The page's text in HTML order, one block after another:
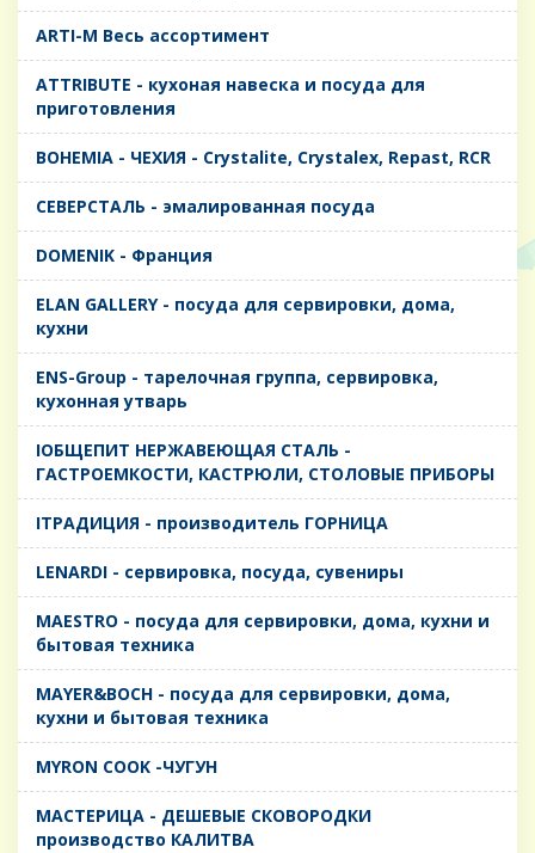
ARTI-M Весь ассортимент
ATTRIBUTE - кухоная навеска и посуда для
приготовления
BOHEMIA - ЧЕХИЯ - Crystalite, Crystalex, Repast, RCR
CЕВЕРСТАЛЬ - эмалированная посуда
DOMENIK - Франция
ELAN GALLERY - посуда для сервировки, дома,
кухни
ENS-Group - тарелочная группа, сервировка,
кухонная утварь
IОБЩЕПИТ НЕРЖАВЕЮЩАЯ СТАЛЬ -
ГАСТРОЕМКОСТИ, КАСТРЮЛИ, СТОЛОВЫЕ ПРИБОРЫ
IТРАДИЦИЯ - производитель ГОРНИЦА
LENARDI - сервировка, посуда, сувениры
MAESTRO - посуда для сервировки, дома, кухни и
бытовая техника
MAYER&BOCH - посуда для сервировки, дома,
кухни и бытовая техника
MYRON COOK -ЧУГУН
MАСТЕРИЦА - ДЕШЕВЫЕ СКОВОРОДКИ
производство КАЛИТВА